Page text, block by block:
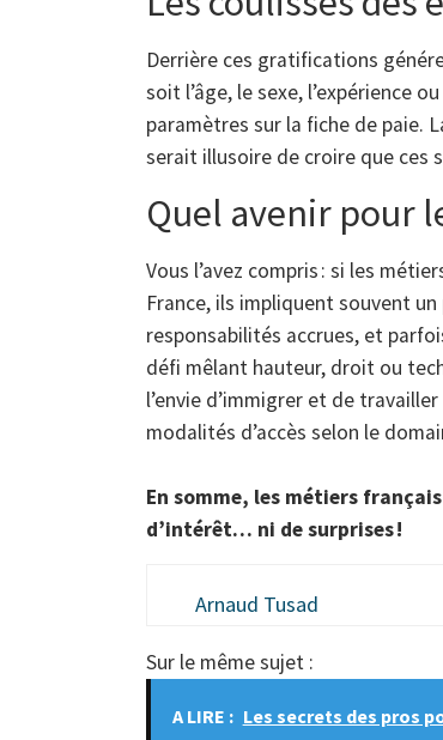
Derrière ces gratifications
soit l’âge, le sexe, l’expérience
paramètres sur la fiche de paie.
serait illusoire de croire que ces
Quel avenir pour
Vous l’avez compris : si les
France, ils impliquent souvent
responsabilités accrues, et
défi mêlant hauteur, droit ou
l’envie d’immigrer et de
modalités d’accès selon le
En somme, les métiers
d’intérêt… ni de surprises !
Arnaud Tusad
Sur le même sujet :
A LIRE : Les secrets des pros